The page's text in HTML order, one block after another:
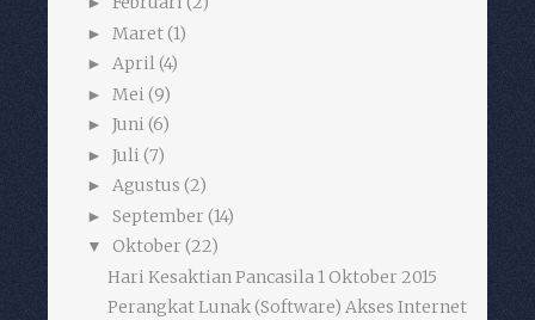
► Maret(1)
► April(4)
► Mei (9)
► Juni (6)
► Juli (7)
► Agustus (2)
► September (14)
▼ Oktober (22)
Hari Kesaktian Pancasila 1 Oktober 2015
Perangkat Lunak (Software) Akses Internet